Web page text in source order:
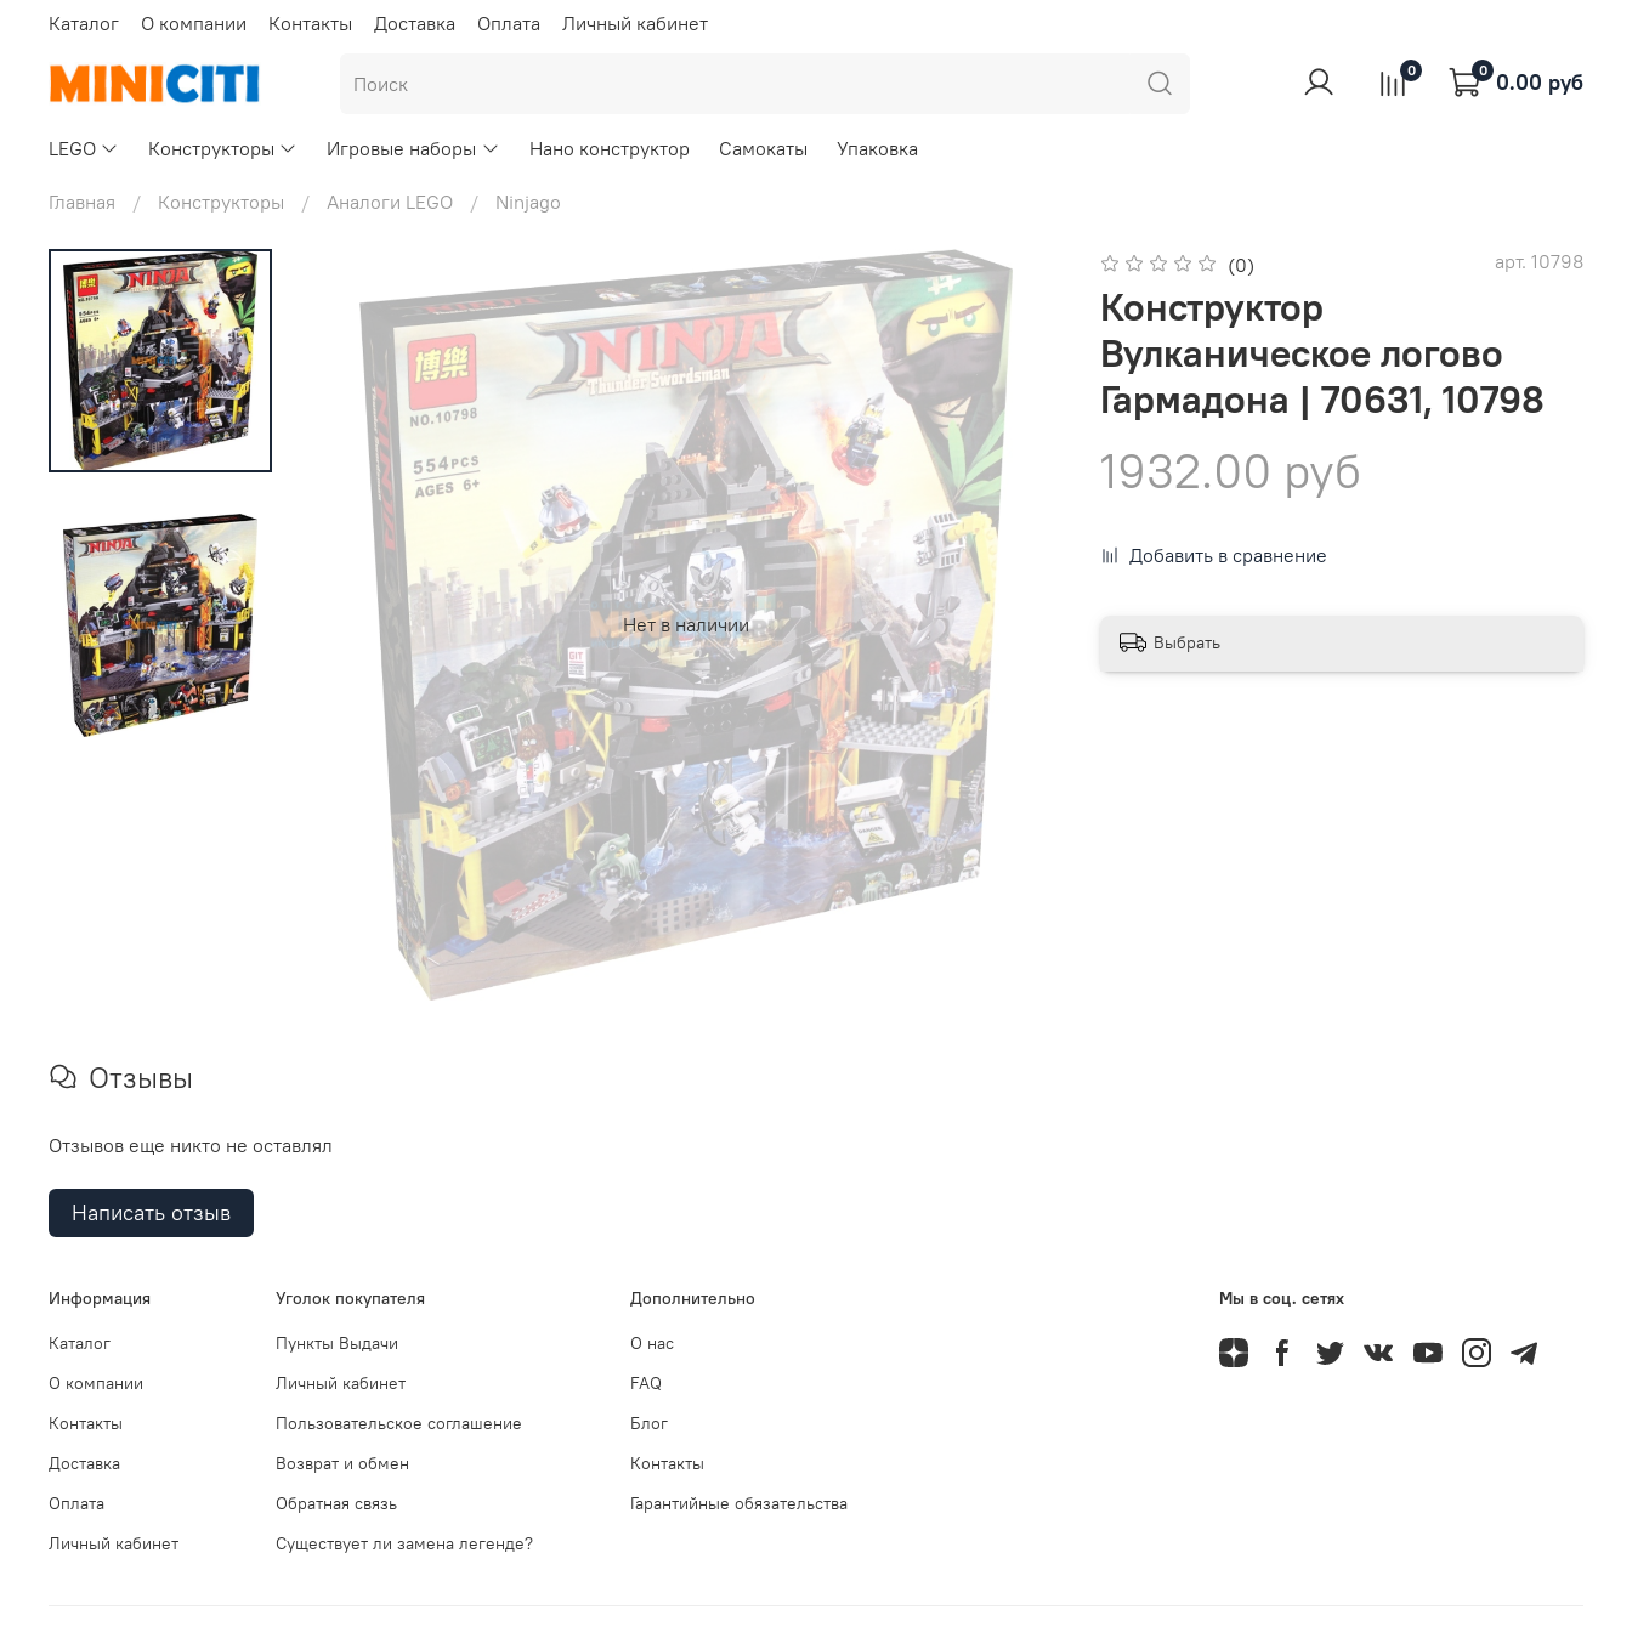
Каталог О компании Контакты Доставка Оплата Личный кабинет
0 0 0.00 руб
LEGO Конструкторы Игровые наборы Нано конструктор Самокаты Упаковка
Главная Конструкторы Аналоги LEGO Ninjago
Нет в наличии
(0) арт. 10798
Конструктор
Вулканическое логово
Гармадона | 70631, 10798
1932.00 руб
Добавить в сравнение
Выбрать
Отзывы
Отзывов еще никто не оставлял
Написать отзыв
Информация
Каталог
О компании
Контакты
Доставка
Оплата
Личный кабинет
Уголок покупателя
Пункты Выдачи
Личный кабинет
Пользовательское соглашение
Возврат и обмен
Обратная связь
Существует ли замена легенде?
Дополнительно
О нас
FAQ
Блог
Контакты
Гарантийные обязательства
Мы в соц. сетях